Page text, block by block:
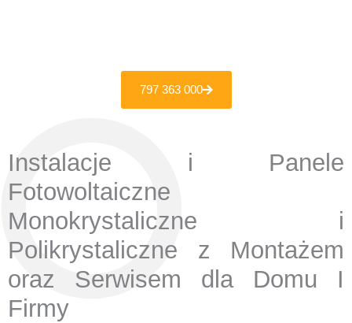
797 363 000
Instalacje i Panele
Fotowoltaiczne
Monokrystaliczne i
Polikrystaliczne z Montażem
oraz Serwisem dla Domu I
Firmy